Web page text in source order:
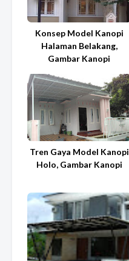
Konsep Model Kanopi
Halaman Belakang,
Gambar Kanopi
Tren Gaya Model Kanopi
Holo, Gambar Kanopi